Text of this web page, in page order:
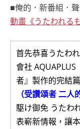
■俺的．新番組．
動畫《うたわれる
首先恭喜うたわ
會社
者』製作的完結篇
（受讚頌者 二人
駆け御免 うたわ
表嶄新情報，讓